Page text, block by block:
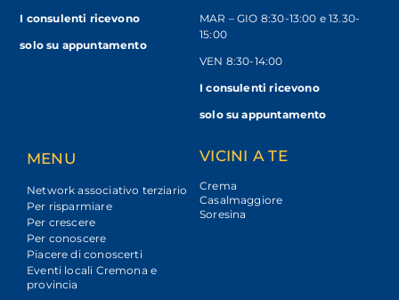
I consulenti ricevono
solosu appuntamento
MAR – GIO 8:30-13:00 e 13.30-
15:00
VEN 8:30-14:00
I consulenti ricevono
solo su appuntamento
MENU
Network associativo terziario
Per risparmiare
Per crescere
Per conoscere
Piacere di conoscerti
Eventi locali Cremona e
provincia
VICINI A TE
Crema
Casalmaggiore
Soresina